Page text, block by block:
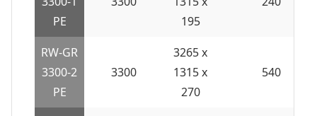
PE
195
RW-GR
3300-2
PE
3300
3265 x
1315 x
270
540